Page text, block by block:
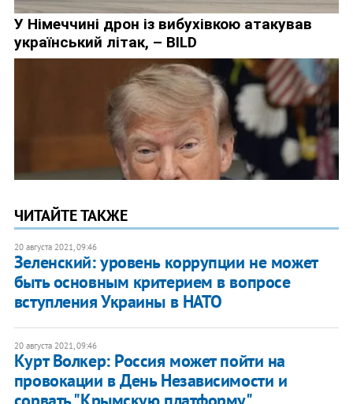
ЧИТАЙТЕ ТАКЖЕ
20 августа 2021, 09:46
Зеленский: уровень коррупции не может
быть основным критерием в вопросе
вступления Украины в НАТО
20 августа 2021, 09:46
Курт Волкер: Россия может пойти на
провокации в День Независимости и